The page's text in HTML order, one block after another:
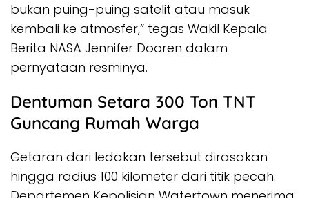
bukan puing-puing satelit atau masuk
kembali ke atmosfer,” tegas Wakil Kepala
Berita NASA Jennifer Dooren dalam
pernyataan resminya.
Dentuman Setara 300 Ton TNT
Guncang Rumah Warga
Getaran dari ledakan tersebut dirasakan
hingga radius 100 kilometer dari titik pecah.